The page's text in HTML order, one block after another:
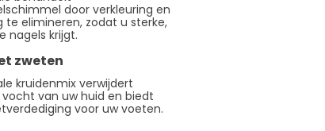
door verkleuring en
te elimineren, zodat u sterke,
nagels krijgt.
zweten
kruidenmix verwijdert
van uw huid en biedt
voor uw voeten.